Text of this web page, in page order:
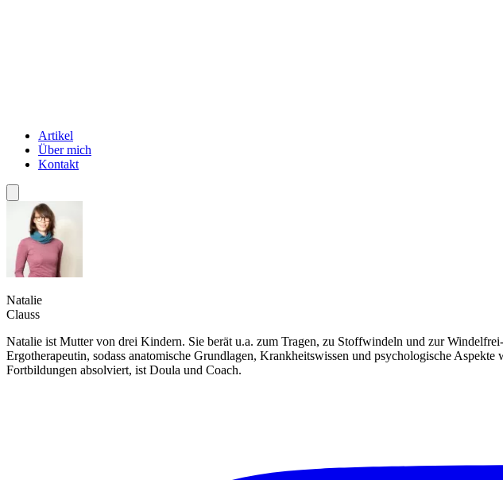
Artikel
Über mich
Kontakt
Natalie
Clauss
Natalie ist Mutter von drei Kindern. Sie berät u.a. zum Tragen, zu Stoffwindeln und zur
Ergotherapeutin, sodass anatomische Grundlagen, Krankheitswissen und psychologische
Fortbildungen absolviert, ist Doula und Coach.